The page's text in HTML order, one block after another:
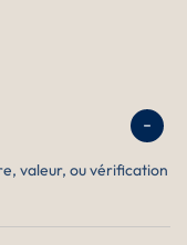
valeur, ou vérification